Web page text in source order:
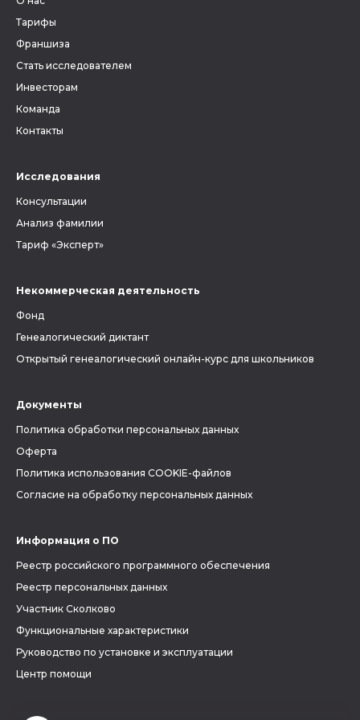
Тарифы
Франшиза
Стать исследователем
Инвесторам
Команда
Контакты
Исследования
Консультации
Анализ фамилии
Тариф «Эксперт»
Некоммерческая деятельность
Фонд
Генеалогический диктант
Открытый генеалогический онлайн-курс для школьников
Документы
Политика обработки персональных данных
Оферта
Политика использования COOKIE-файлов
Согласие на обработку персональных данных
Информация о ПО
Реестр российского программного обеспечения
Реестр персональных данных
Участник Сколково
Функциональные характеристики
Руководство по установке и эксплуатации
Центр помощи